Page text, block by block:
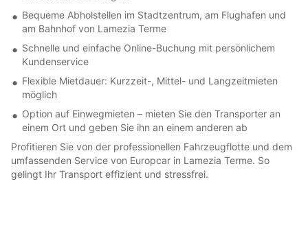
Bequeme Abholstellen im Stadtzentrum, am Flughafen und
am Bahnhof von Lamezia Terme
Schnelle und einfache Online-Buchung mit persönlichem
Kundenservice
Flexible Mietdauer: Kurzzeit-, Mittel- und Langzeitmieten
möglich
Option auf Einwegmieten – mieten Sie den Transporter an
einem Ort und geben Sie ihn an einem anderen ab
Profitieren Sie von der professionellen Fahrzeugflotte und dem
umfassenden Service von Europcar in Lamezia Terme. So
gelingt Ihr Transport effizient und stressfrei.